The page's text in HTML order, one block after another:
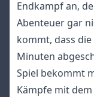
Endkampf an,
Abenteuer gar
kommt, dass
Minuten
Spiel bekommt
Kämpfe mit